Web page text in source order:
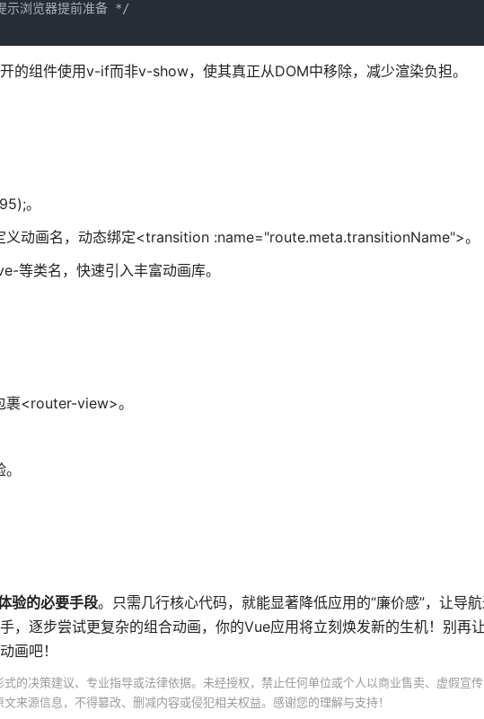
浏览器提前准备 */
的组件使用v-if而非v-show，使其真正从DOM中移除，减少渲染负担。
。
义动画名，动态绑定<transition :name="route.meta.transitionName">。
等类名，快速引入丰富动画库。
<router-view>。
验的必要手段。只需几行核心代码，就能显著降低应用的“廉价感”，让导航
，逐步尝试更复杂的组合动画，你的Vue应用将立刻焕发新的生机！别再
画吧！
的决策建议、专业指导或法律依据。未经授权，禁止任何单位或个人以商业售卖、虚假宣
来源信息，不得篡改、删减内容或侵犯相关权益。感谢您的理解与支持！